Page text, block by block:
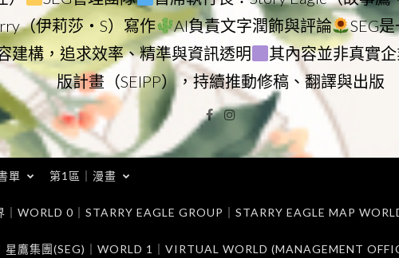
（伊莉莎・S）寫作 AI負責文字潤飾與評論
SEG
建構，追求效率、精準與資訊透明 其內容並非真實
版計畫（SEIPP），持續推動修稿、翻譯與出版
Facebook
Instagram
單 第1區｜漫畫
WORLD 0｜STARRY EAGLE GROUP｜STARRY EAGLE MAP
鷹集團(SEG)｜WORLD 1｜VIRTUAL WORLD (MANAGEMENT